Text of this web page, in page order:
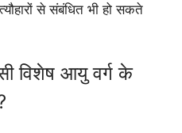
से संबंधित भी हो सकते
विशेष आयु वर्ग के